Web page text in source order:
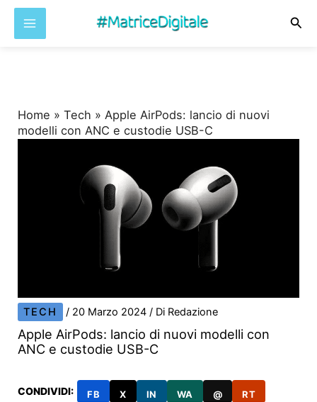
Home »Tech »Apple AirPods: lancio di nuovi
modelli con ANC e custodie USB-C
TECH / 20 Marzo 2024/ Di Redazione
Apple AirPods: lancio di nuovi modelli con
ANC e custodie USB-C
CONDIVIDI: FB X IN WA @ RT